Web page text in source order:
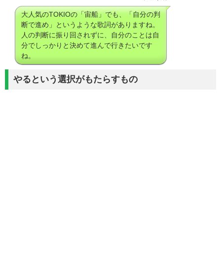
大人気のTOKIOの「宙船」でも、「自分の判
断で進め」というような歌詞がありますね。
人の判断に振り回されずに、自分のことは自
分でしっかりと決めて進んで行きたいです
ね。
やるという選択がもたらすもの